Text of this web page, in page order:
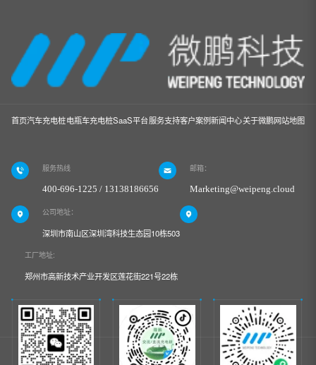
首页汽车充电桩电瓶车充电桩SaaS平台服务支持客户案例新闻中心关于微鹏网站地图
服务热线
400-696-1225 / 13138186656
邮箱：
Marketing@weipeng.cloud
公司地址：
深圳市南山区深圳湾科技生态园10栋503
工厂地址:
郑州市高新技术产业开发区莲花街221号22栋